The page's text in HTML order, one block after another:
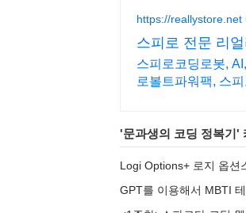
https://reallystore.net
스피로 전문 리
스피로코딩로봇,
로볼트파워팩, 스
'문과생의 코딩 정복기'
Logi Options+ 로지 옵션
GPT를 이용해서 MBTI